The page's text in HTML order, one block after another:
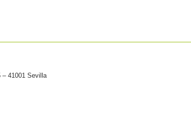
– 41001 Sevilla